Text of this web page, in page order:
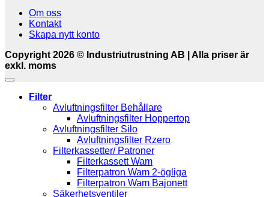
Om oss
Kontakt
Skapa nytt konto
Copyright 2026 © Industriutrustning AB | Alla priser är
exkl. moms
Filter
Avluftningsfilter Behållare
Avluftningsfilter Hoppertop
Avluftningsfilter Silo
Avluftningsfilter Rzero
Filterkassetter/ Patroner
Filterkassett Wam
Filterpatron Wam 2-ögliga
Filterpatron Wam Bajonett
Säkerhetsventiler